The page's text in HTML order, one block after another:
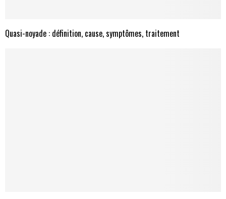
Quasi-noyade : définition, cause, symptômes, traitement